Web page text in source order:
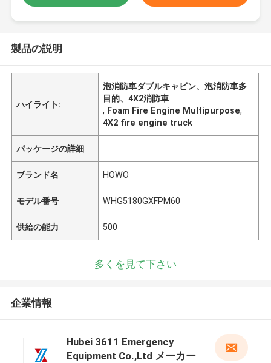
製品の説明
ハイライト:
泡消防車ダブルキャビン、泡消防車多
目的、4X2消防車
, Foam Fire Engine Multipurpose,
4X2 fire engine truck
パッケージの詳細
ブランド名 HOWO
モデル番号 WHG5180GXFPM60
供給の能力 500
多くを見て下さい
企業情報
Hubei 3611 Emergency
Equipment Co.,Ltd メーカー